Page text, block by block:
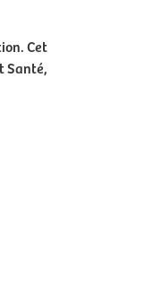
Cet
Santé,